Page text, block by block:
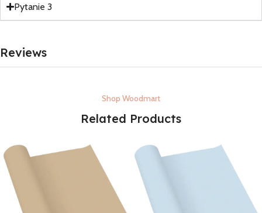
Pytanie 3
Reviews
Shop Woodmart
Related Products